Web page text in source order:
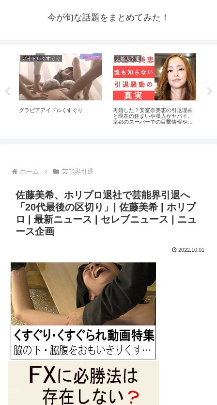
今が旬な話題をまとめてみた！
アイドルくすぐり
グラビアアイドルくすぐり
芸能人引退
再婚した？安室奈美恵の引退理由
と現在の住まいや収入がヤバイ。
京都のスーパーでの目撃情報や西
ホーム 芸能界引退
佐藤美希、ホリプロ退社で芸能界引退へ
「20代最後の区切り」| 佐藤美希 | ホリプ
ロ | 最新ニュース | セレブニュース | ニュ
ース企画
2022.10.01